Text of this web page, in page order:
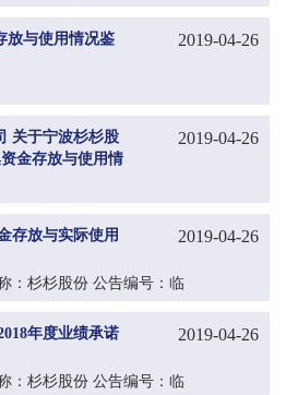
放与使用情况鉴
2019-04-26
关于宁波杉杉股
金存放与使用情
2019-04-26
存放与实际使用
2019-04-26
：杉杉股份 公告编号：临
年度业绩承诺
2019-04-26
：杉杉股份 公告编号：临